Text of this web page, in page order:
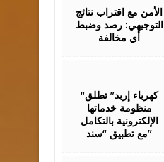
الأمن مع اقتراب نتائج
التوجيهي: رصد وضبط
أي مخالفة
2026
“كهرباء إربد” تطلق
منظومة خدماتها
الإلكترونية بالتكامل
مع تطبيق “سند”